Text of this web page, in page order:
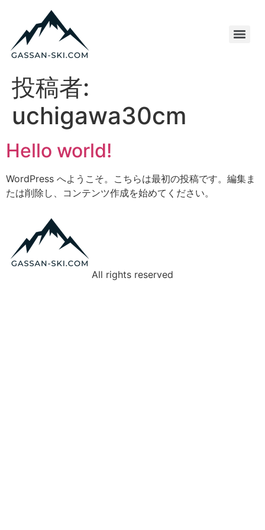
投稿者:
uchigawa30cm
Hello world!
WordPress へようこそ。こちらは最初の投稿です。編集ま
たは削除し、コンテンツ作成を始めてください。
All rights reserved